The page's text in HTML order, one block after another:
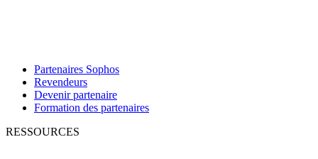
Partenaires Sophos
Revendeurs
Devenir partenaire
Formation des partenaires
RESSOURCES